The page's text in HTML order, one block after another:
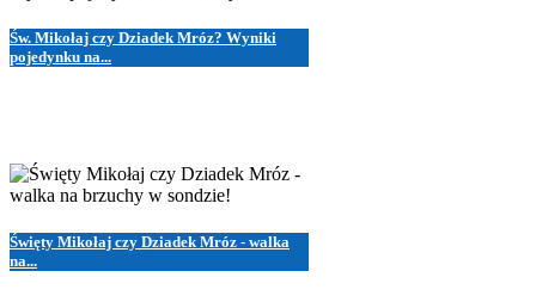
Św. Mikołaj czy Dziadek Mróz? Wyniki
pojedynku na...
Święty Mikołaj czy Dziadek Mróz - walka
na...